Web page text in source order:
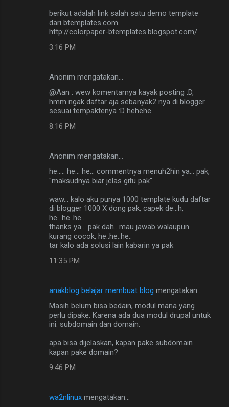
berikut adalah link salah satu demo template
dari btemplates.com
http://colorpaper-btemplates.blogspot.com/
3:16 PM
Anonim mengatakan…
@Aan : wew komentarnya kayak posting :D,
hmm ngak daftar aja sebanyak2 nya di blogger
sesuai tempaktenya :D hehehe
8:16 PM
Anonim mengatakan…
he..... he... he... commentnya menuh2hin ya... pak,
"maksudnya biar jelas gitu pak"
waw... kalo aku punya 1000 template kudu daftar
di blogger 1000 X dong pak, capek de...h,
he...he..he..
thanks ya... pak dah.. mau jawab walaupun
kurang cocok, he..he..he..
tar kalo ada solusi lain kabarin ya pak
11:35 PM
anakblog belajar membuat blog mengatakan…
Masih belum bisa bedain, modul mana yang
perlu dipake. Karena ada dua modul drupal untuk
ini: subdomain dan domain.
apa bisa dijelaskan, kapan pake subdomain
kapan pake domain?
9:46 PM
wa2nlinux mengatakan…